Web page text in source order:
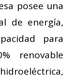
posee una
de energía,
para
renovable